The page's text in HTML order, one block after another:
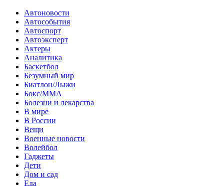
Автоновости
Автособытия
Автоспорт
Автоэксперт
Актеры
Аналитика
Баскетбол
Безумный мир
Биатлон/Лыжи
Бокс/MMA
Болезни и лекарства
В мире
В России
Вещи
Военные новости
Волейбол
Гаджеты
Дети
Дом и сад
Еда